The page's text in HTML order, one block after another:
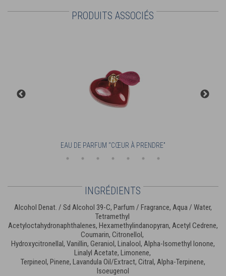
PRODUITS ASSOCIÉS
EAU DE PARFUM “CŒUR À PRENDRE”
INGRÉDIENTS
Alcohol Denat. / Sd Alcohol 39-C, Parfum / Fragrance, Aqua / Water,
Tetramethyl
Acetyloctahydronaphthalenes, Hexamethylindanopyran, Acetyl Cedrene,
Coumarin, Citronellol,
Hydroxycitronellal, Vanillin, Geraniol, Linalool, Alpha-Isomethyl Ionone,
Linalyl Acetate, Limonene,
Terpineol, Pinene, Lavandula Oil/Extract, Citral, Alpha-Terpinene,
Isoeugenol